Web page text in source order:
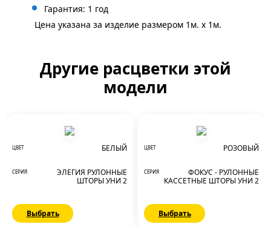
Гарантия: 1 год
Цена указана за изделие размером 1м. x 1м.
Другие расцветки этой
модели
ЦВЕТ БЕЛЫЙ
СЕРИЯ
ЭЛЕГИЯ РУЛОННЫЕ
ШТОРЫ УНИ 2
Выбрать
ЦВЕТ РОЗОВЫЙ
СЕРИЯ
ФОКУС - РУЛОННЫЕ
КАССЕТНЫЕ ШТОРЫ УНИ 2
Выбрать